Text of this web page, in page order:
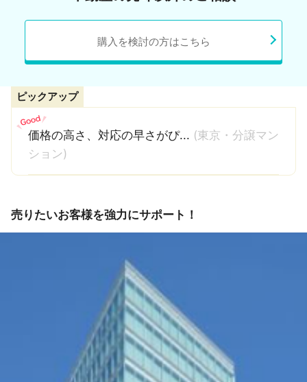
購入を検討の方はこちら
ピックアップ
価格の高さ、対応の早さがぴ... (東京・分譲マン
ション)
売りたいお客様を強力にサポート！